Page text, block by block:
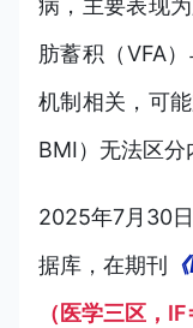
肪蓄积（VFA
机制相关，可
BMI）无法区分
2025年7月30
据库， 在期刊
（医学三区，